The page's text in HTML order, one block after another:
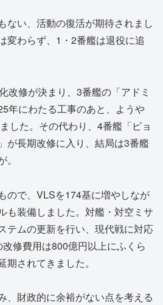
ない、活動の復活が期待されまし
変わらず、1・2番艦は退役に追
改修が決まり、3番艦の「アドミ
年にわたる工事のあと、ようや
した。その代わり、4番艦「ピョ
が長期改修に入り、結局は3番艦
ので、VLSを174基に増やしなが
も装備しました。対艦・対空ミサ
テムの更新を行い、現代戦に対応
修費用は800億円以上にふくら
されてきました。
、財政的に余裕がない点を考える